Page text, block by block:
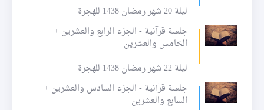
ليلة 20 شهر رمضان 1438 للهجرة
جلسة قرآنية - الجزء الرابع والعشرين +
الخامس والعشرين
ليلة 22 شهر رمضان 1438 للهجرة
جلسة قرآنية - الجزء السادس والعشرين +
السابع والعشرين